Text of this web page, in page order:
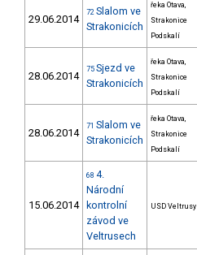
29.06.2014
72 Slalom ve
Strakonicích
řeka Otava,
Strakonice
Podskalí
28.06.2014
75 Sjezd ve
Strakonicích
řeka Otava,
Strakonice
Podskalí
28.06.2014
71 Slalom ve
Strakonicích
řeka Otava,
Strakonice
Podskalí
15.06.2014
68 4.
Národní
kontrolní
závod ve
Veltrusech
USD Veltrusy